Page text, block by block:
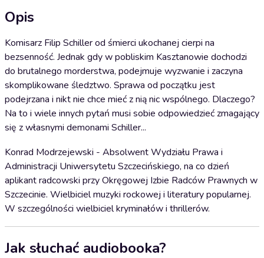
Opis
Komisarz Filip Schiller od śmierci ukochanej cierpi na
bezsenność. Jednak gdy w pobliskim Kasztanowie dochodzi
do brutalnego morderstwa, podejmuje wyzwanie i zaczyna
skomplikowane śledztwo. Sprawa od początku jest
podejrzana i nikt nie chce mieć z nią nic wspólnego. Dlaczego?
Na to i wiele innych pytań musi sobie odpowiedzieć zmagający
się z własnymi demonami Schiller...
Konrad Modrzejewski - Absolwent Wydziału Prawa i
Administracji Uniwersytetu Szczecińskiego, na co dzień
aplikant radcowski przy Okręgowej Izbie Radców Prawnych w
Szczecinie. Wielbiciel muzyki rockowej i literatury popularnej.
W szczególności wielbiciel kryminałów i thrillerów.
Jak słuchać audiobooka?